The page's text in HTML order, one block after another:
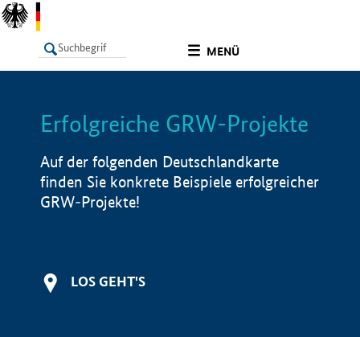
MENÜ
LISTE Info
Erfolgreiche GRW-Projekte
Auf der folgenden Deutschlandkarte
finden Sie konkrete Beispiele erfolgreicher
GRW-Projekte!
LOS GEHT'S